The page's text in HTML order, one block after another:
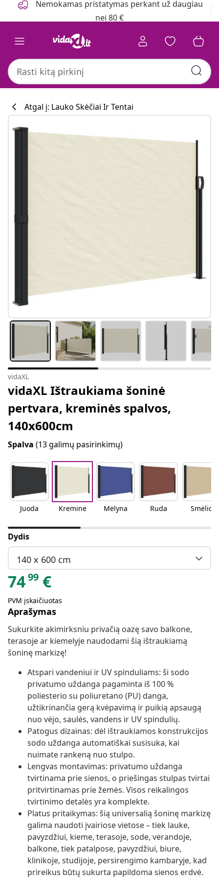
Nemokamas pristatymas perkant už daugiau
nei 80 €
Atgal į: Lauko Skėčiai Ir Tentai
vidaXL
vidaXL Ištraukiama šoninė
pertvara, kreminės spalvos,
140x600cm
Spalva (13 galimų pasirinkimų)
Juoda Kreminė Mėlyna Ruda Smėlio
Dydis
140 x 600 cm
7499 €
PVM įskaičiuotas
Aprašymas
Sukurkite akimirksniu privačią oazę savo balkone,
terasoje ar kiemelyje naudodami šią ištraukiamą
šoninę markizę!
Atspari vandeniui ir UV spinduliams: ši sodo
privatumo uždanga pagaminta iš 100 %
poliesterio su poliuretano (PU) danga,
užtikrinančia gerą kvėpavimą ir puikią apsaugą
nuo vėjo, saulės, vandens ir UV spindulių.
Patogus dizainas: dėl ištraukiamos konstrukcijos
sodo uždanga automatiškai susisuka, kai
nuimate rankeną nuo stulpo.
Lengvas montavimas: privatumo uždanga
tvirtinama prie sienos, o priešingas stulpas tvirtai
pritvirtinamas prie žemės. Visos reikalingos
tvirtinimo detalės yra komplekte.
Platus pritaikymas: šią universalią šoninę markizę
galima naudoti įvairiose vietose – tiek lauke,
pavyzdžiui, kieme, terasoje, sode, verandoje,
balkone, tiek patalpose, pavyzdžiui, biure,
klinikoje, studijoje, persirengimo kambaryje, kad
prireikus būtų sukurta papildoma sienos erdvė.